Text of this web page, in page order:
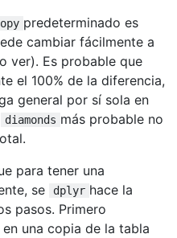
predeterminado es
cambiar fácilmente a
ver). Es probable que
el 100% de la diferencia,
general por sí sola en
diamonds más probable no
para tener una
se
dplyr hace la
pasos. Primero
una copia de la tabla